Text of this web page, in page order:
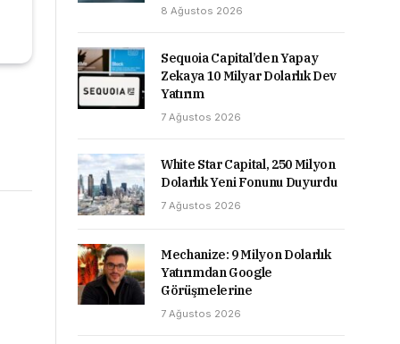
8 Ağustos 2026
Sequoia Capital’den Yapay
Zekaya 10 Milyar Dolarlık Dev
Yatırım
7 Ağustos 2026
White Star Capital, 250 Milyon
Dolarlık Yeni Fonunu Duyurdu
7 Ağustos 2026
Mechanize: 9 Milyon Dolarlık
Yatırımdan Google
Görüşmelerine
7 Ağustos 2026